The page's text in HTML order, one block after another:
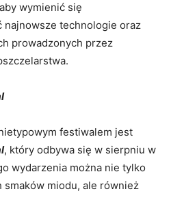
wymienić się
najnowsze technologie oraz
prowadzonych przez
festiwalem jest
, który odbywa ⁣się w sierpniu w
wydarzenia można nie tylko
miodu, ⁢ale również